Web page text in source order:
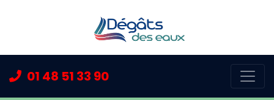
01 48 51 33 90